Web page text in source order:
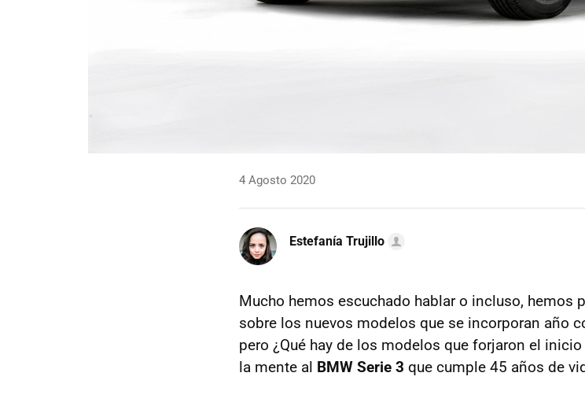
4 Agosto 2020
Estefanía Trujillo
Mucho hemos escuchado hablar o incluso, hemos
sobre los nuevos modelos que se incorporan año
pero ¿Qué hay de los modelos que forjaron el
la mente al BMW Serie 3 que cumple 45 años de